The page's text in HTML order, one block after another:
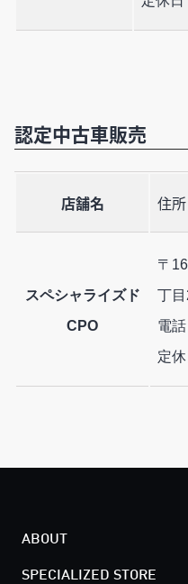
認定中古車販売
店舗名 住
スペシャライズド
CPO
〒
丁
電
定
ABOUT
SPECIALIZED STORE